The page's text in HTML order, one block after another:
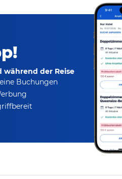
während der Reise
Buchungen